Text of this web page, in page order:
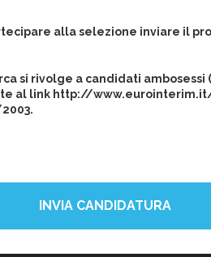
alla selezione inviare il
si rivolge a candidati
al link http://www.eurointerim.it/
INVIA CANDIDATURA